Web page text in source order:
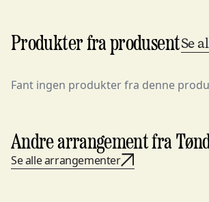
Produkter fra produsentSe
Fant ingen produkter fra denne
Andre arrangement fra
Se alle arrangementer